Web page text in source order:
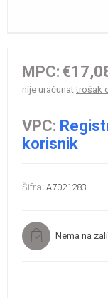
MPC:
nije uračunattrošak
VPC:
korisnik
Šifra: A7021283
Nema na